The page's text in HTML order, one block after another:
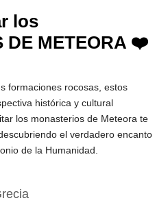
los
DE METEORA ❤️
formaciones rocosas, estos
histórica y cultural
los monasterios de Meteora te
el verdadero encanto
de la Humanidad.